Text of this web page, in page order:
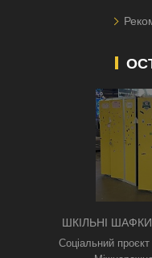
ШКІЛЬНІ
Соціальний